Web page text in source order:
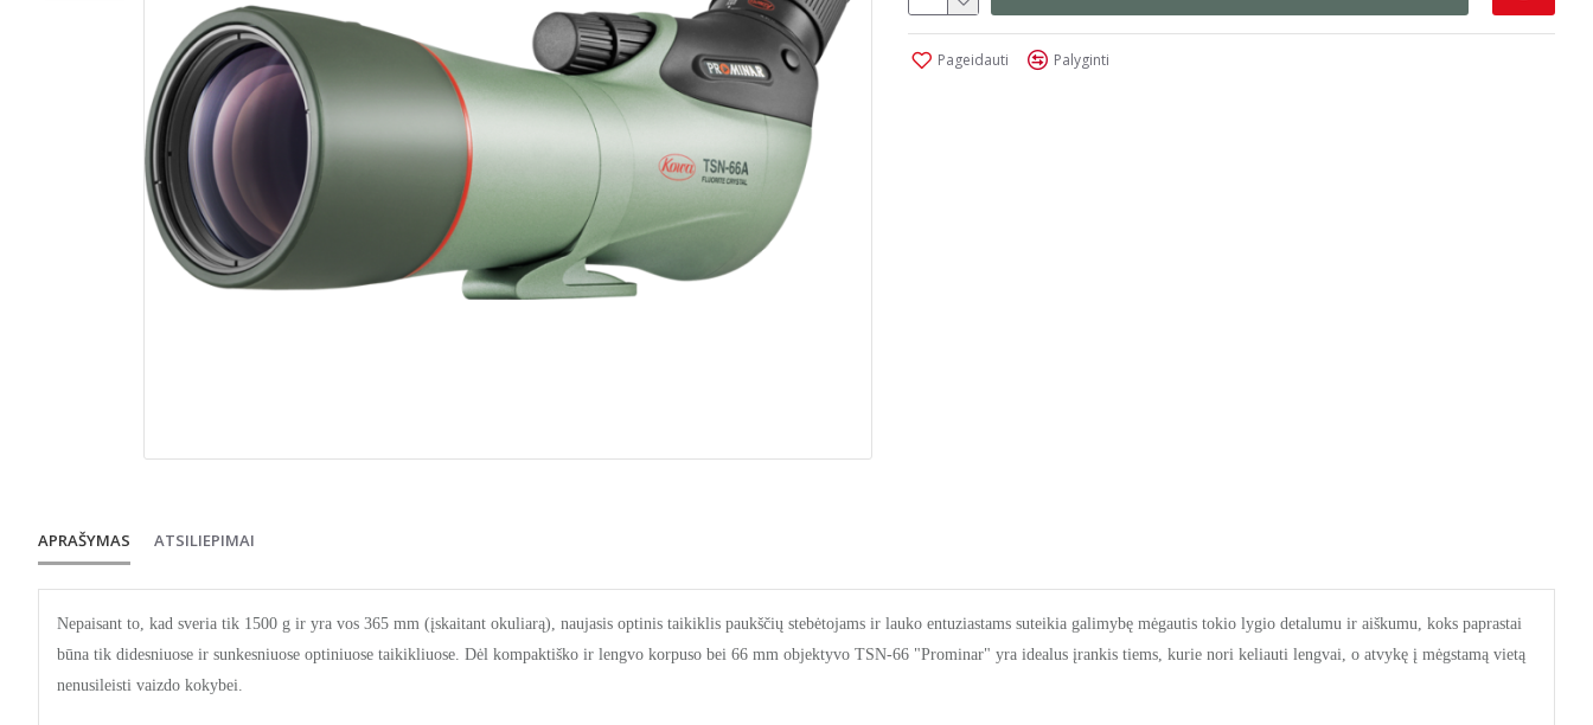
Pageidauti Palyginti
APRAŠYMAS ATSILIEPIMAI
Nepaisant to, kad sveria tik 1500 g ir yra vos 365 mm (įskaitant okuliarą), naujasis optinis taikiklis paukščių stebėtojams ir lauko entuziastams suteikia galimybę mėgautis tokio lygio detalumu ir aiškumu, koks paprastai
būna tik didesniuose ir sunkesniuose optiniuose taikikliuose. Dėl kompaktiško ir lengvo korpuso bei 66 mm objektyvo TSN-66 "Prominar" yra idealus įrankis tiems, kurie nori keliauti lengvai, o atvykę į mėgstamą vietą
nenusileisti vaizdo kokybei.